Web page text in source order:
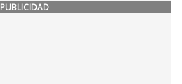
PUBLICIDAD